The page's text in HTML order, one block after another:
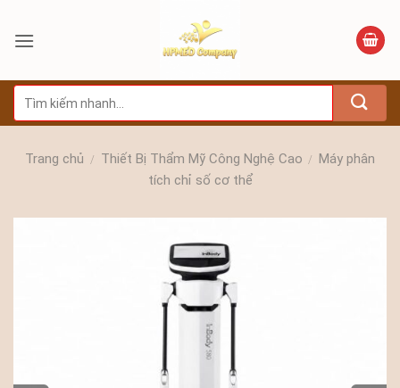
qua
dung
kiếm:
Trang chủ / Thiết Bị Thẩm Mỹ Công Nghệ Cao / Máy phân
tích chỉ số cơ thể